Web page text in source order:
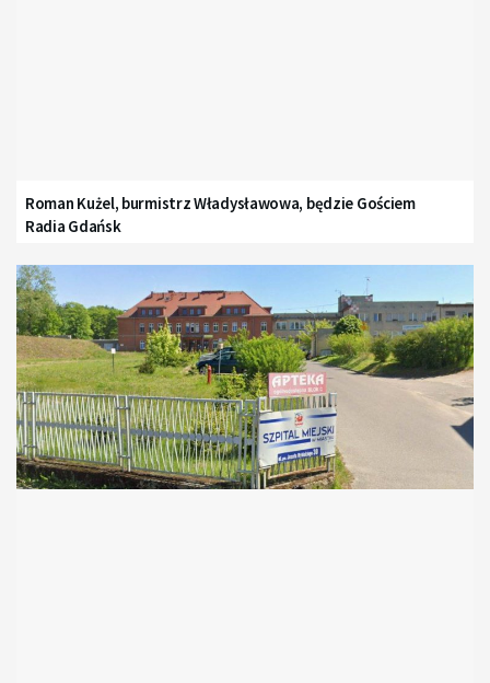
Roman Kużel, burmistrz Władysławowa, będzie Gościem
Radia Gdańsk